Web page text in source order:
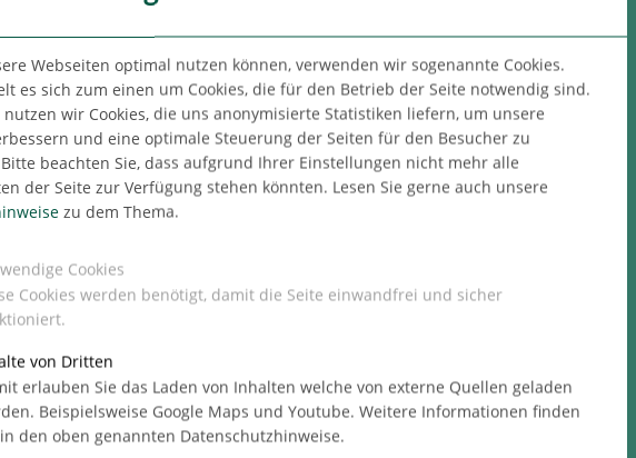
Feldstraße
Webseiten optimal nutzen können, verwenden wir sogenannte Cookies.
es sich zum einen um Cookies, die für den Betrieb der Seite notwendig sind.
wir Cookies, die uns anonymisierte Statistiken liefern, um unsere
und eine optimale Steuerung der Seiten für den Besucher zu
beachten Sie, dass aufgrund Ihrer Einstellungen nicht mehr alle
der Seite zur Verfügung stehen könnten. Lesen Sie gerne auch unsere
zu dem Thema.
Cookies
Cookies werden benötigt, damit die Seite einwandfrei und sicher
von Dritten
erlauben Sie das Laden von Inhalten welche von externe Quellen geladen
Beispielsweise Google Maps und Youtube. Weitere Informationen finden
den oben genannten Datenschutzhinweise.